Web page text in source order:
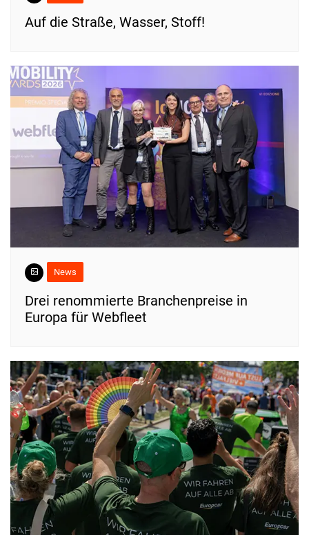
​Auf die Straße, Wasser, Stoff!
News
Drei renommierte Branchenpreise in
Europa für Webfleet